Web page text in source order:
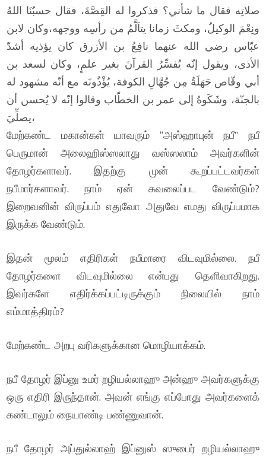
صلاتِه فقال ما شأني؟ فذكروا له القِصَّةَ، فقال حسبُنَا اللهُ
ونِعْمَ الوكيلُ، ومكثَ زمانا يتاَلَّمُ من رأسِه ووجهه،وكان لابن
عبّاس رضي الله عنهما نافِعُ بن الأزرق كان يؤذيه أشدّ
الأذى، ويقول إنّه يُفسِّرُ القرآنَ بغير علمٍ، وكان لسعد بن
أبي وقّاص جَهَلَةٌ مِن جُهَّالِ الكوفة، يُؤْذُونَه مع أنّه مشهود له
بالجنّة، وشَكَوهُ إلى عمر بن الخطّاب وقالوا إنّه لا يُحسن أن
يصلِّيَ،
மேற்கண்ட மகான்கள் யாவரும் “அஸ்ஹாபுன் நபீ” நபீ
பெருமான் அலைஹிஸ்ஸலாது வஸ்ஸலாம் அவர்களின்
தோழர்களாவர். இதற்கு முன் கூறப்பட்டவர்கள்
நபீமார்களாவர். நாம் ஏன் கவலைப்பட வேண்டும்?
இறைவனின் விருப்பம் எதுவோ அதுவே எமது விருப்பமாக
இருக்க வேண்டும்.
இதன் மூலம் எதிரிகள் நபீமாரை விடவுமில்லை. நபீ
தோழர்களை விடவுமில்லை என்பது தெளிவாகிறது.
இவர்களே எதிர்க்கப்பட்டிருக்கும் நிலையில் நாம்
எம்மாத்திரம்?
மேற்கண்ட அறபு வரிகளுக்கான மொழியாக்கம்.
நபீ தோழர் இப்னு உமர் றழியல்லாஹு அன்ஹு அவர்களுக்கு
ஒரு எதிரி இருந்தான். அவன் எங்கு எப்போது அவர்களைக்
கண்டாலும் நையாண்டி பண்ணுவான்.
நபீ தோழர் அப்துல்லாஹ் இப்னுஸ் ஸுபைர் றழியல்லாஹு